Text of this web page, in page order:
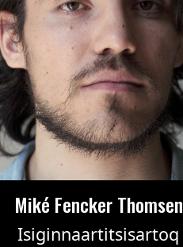
Miké Fencker Thomsen
Isiginnaartitsisartoq